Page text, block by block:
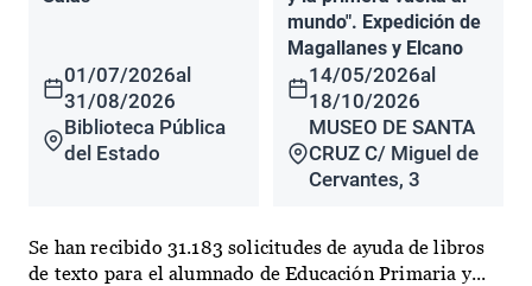
01/07/2026al
31/08/2026
Biblioteca Pública
del Estado
mundo". Expedición de
Magallanes y Elcano
14/05/2026al
18/10/2026
MUSEO DE SANTA
CRUZ C/ Miguel de
Cervantes, 3
Se han recibido 31.183 solicitudes de ayuda de libros
de texto para el alumnado de Educación Primaria y...